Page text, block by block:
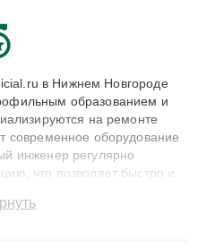
в Нижнем Новгороде
образованием и
на ремонте
современное оборудование
инженер регулярно
что позволяет быстро и
Наши мастера решают